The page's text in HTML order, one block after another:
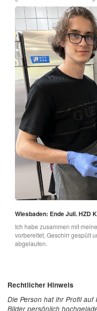
Wiesbaden: Ende Juli. HZD
Ich habe zusammen mit
vorbereitet, Geschirr gespült
abgelaufen.
Rechtlicher Hinweis
Die Person hat ihr Profil
Bilder persönlich